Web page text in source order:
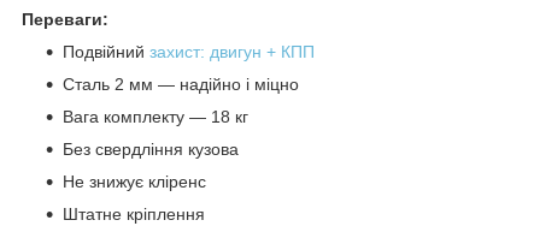
Переваги:
Подвійний захист: двигун + КПП
Сталь 2 мм — надійно і міцно
Вага комплекту — 18 кг
Без свердління кузова
Не знижує кліренс
Штатне кріплення